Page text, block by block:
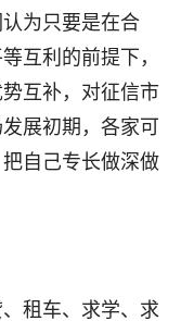
为只要是在合
互利的前提下，
互补，对征信市
展初期，各家可
自己专长做深做
租车、求学、求